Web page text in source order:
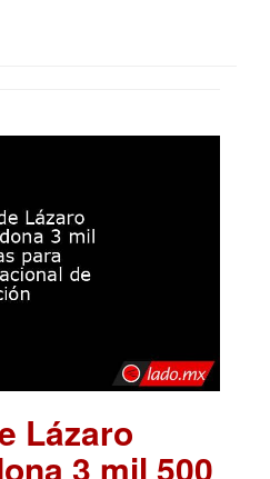
Lázaro
3 mil 500